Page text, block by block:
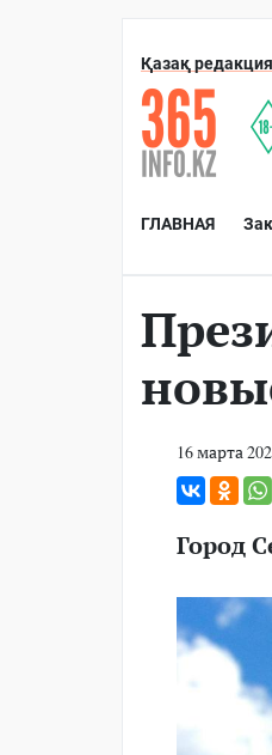
Қазақ
ГЛАВНАЯ
16 марта
Город